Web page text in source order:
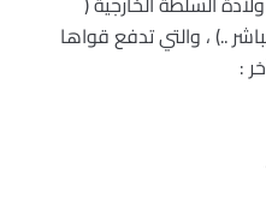
..) ، والتي تدفع قواها
: